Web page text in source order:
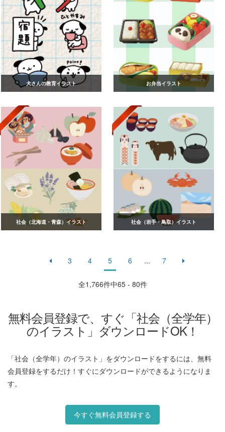
犬さんの教育イラスト お弁当イラスト
社会（北海道・青森）イラスト 社会（岩手・鳥取）イラスト
3 4 5 6 ... 7
全1,766件中65 - 80件
無料会員登録で、すぐ「社会（全学年）
のイラスト」ダウンロードOK！
「社会（全学年）のイラスト」をダウンロードをするには、無料
会員登録をするだけ！すぐにダウンロードができるようになりま
す。
今すぐ無料会員登録する